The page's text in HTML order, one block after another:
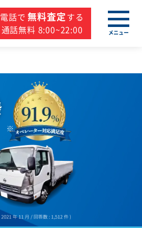
電話で 無料査定する
通話無料 8:00~22:00
メニュー